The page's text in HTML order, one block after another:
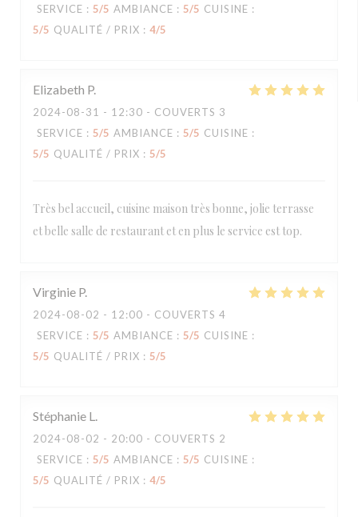
SERVICE : 5/5 AMBIANCE : 5/5 CUISINE :
5/5 QUALITÉ / PRIX : 4/5
Elizabeth P
2024-08-31 - 12:30 - COUVERTS 3
SERVICE : 5/5 AMBIANCE : 5/5 CUISINE :
5/5 QUALITÉ / PRIX : 5/5
Très bel accueil, cuisine maison très bonne, jolie terrasse
et belle salle de restaurant et en plus le service est top.
Virginie P
2024-08-02 - 12:00 - COUVERTS 4
SERVICE : 5/5 AMBIANCE : 5/5 CUISINE :
5/5 QUALITÉ / PRIX : 5/5
Stéphanie L
2024-08-02 - 20:00 - COUVERTS 2
SERVICE : 5/5 AMBIANCE : 5/5 CUISINE :
5/5 QUALITÉ / PRIX : 4/5